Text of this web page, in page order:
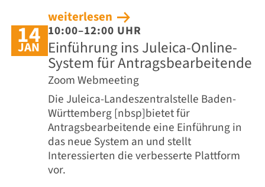
weiterlesen
14
JAN
10:00–12:00 UHR
Einführung ins Juleica-Online-
System für Antragsbearbeitende
Zoom Webmeeting
Die Juleica-Landeszentralstelle Baden-
Württemberg [nbsp]bietet für
Antragsbearbeitende eine Einführung in
das neue System an und stellt
Interessierten die verbesserte Plattform
vor.